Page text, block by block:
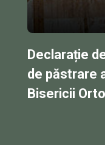
de erezie și
membru al